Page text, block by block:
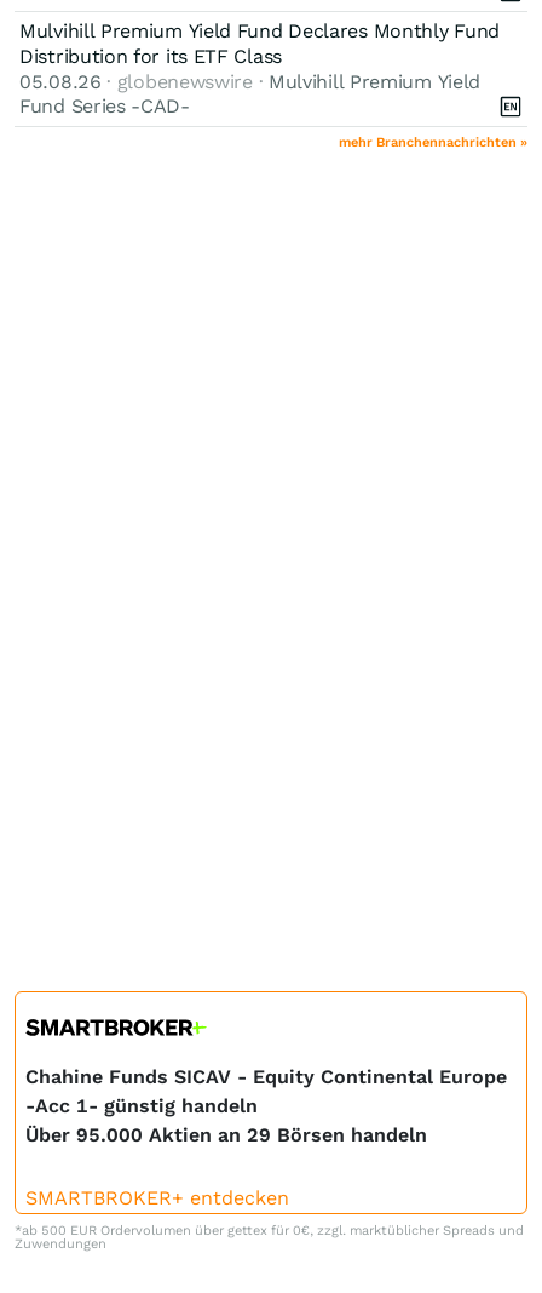
Mulvihill Premium Yield Fund Declares Monthly Fund
Distribution for its ETF Class
05.08.26 · globenewswire · Mulvihill Premium Yield
Fund Series -CAD-
mehr Branchennachrichten »
Chahine Funds SICAV - Equity Continental Europe
-Acc 1- günstig handeln
Über 95.000 Aktien an 29 Börsen handeln
SMARTBROKER+ entdecken
*ab 500 EUR Ordervolumen über gettex für 0€, zzgl. marktüblicher Spreads und
Zuwendungen